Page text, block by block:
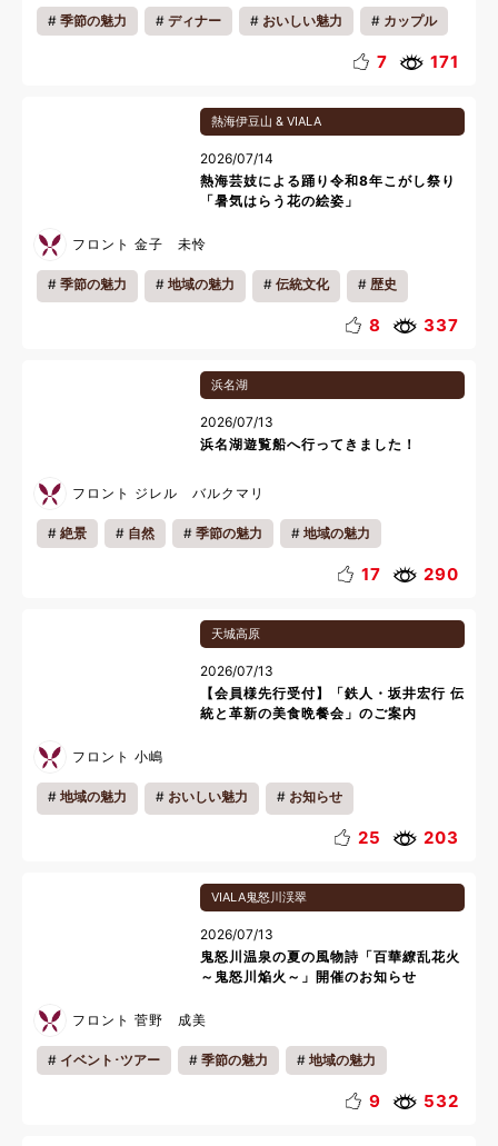
季節の魅力 ディナー おいしい魅力 カップル
夜 料理
7 171
熱海伊豆山 & VIALA
2026/07/14
熱海芸妓による踊り令和8年こがし祭り
「暑気はらう花の絵姿」
フロント 金子 未怜
季節の魅力 地域の魅力 伝統文化 歴史
8 337
浜名湖
2026/07/13
浜名湖遊覧船へ行ってきました！
フロント ジレル バルクマリ
絶景 自然 季節の魅力 地域の魅力
17 290
天城高原
2026/07/13
【会員様先行受付】「鉄人・坂井宏行 伝
統と革新の美食晩餐会」のご案内
フロント 小嶋
地域の魅力 おいしい魅力 お知らせ
25 203
VIALA鬼怒川渓翠
2026/07/13
鬼怒川温泉の夏の風物詩「百華繚乱花火
～鬼怒川焔火～」開催のお知らせ
フロント 菅野 成美
イベント･ツアー 季節の魅力 地域の魅力
ファミリー
9 532